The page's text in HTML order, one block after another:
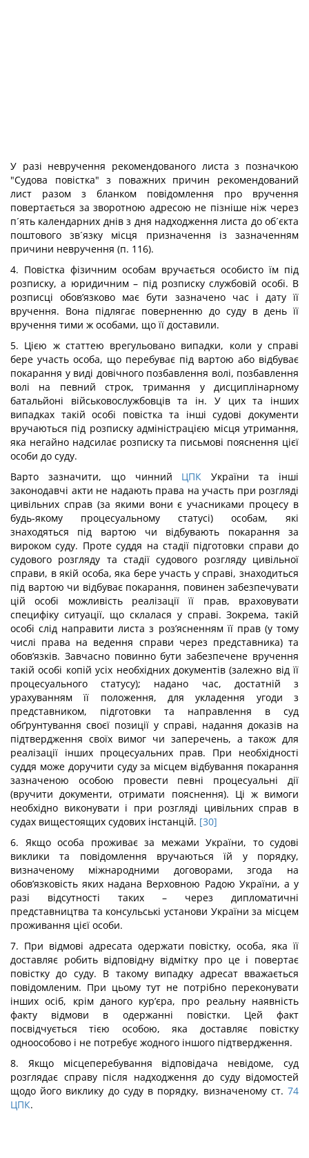
У разі невручення рекомендованого листа з позначкою
"Судова повістка" з поважних причин рекомендований
лист разом з бланком повідомлення про вручення
повертається за зворотною адресою не пізніше ніж через
п´ять календарних днів з дня надходження листа до об´єкта
поштового зв´язку місця призначення із зазначенням
причини невручення (п. 116).
4. Повістка фізичним особам вручається особисто їм під
розписку, а юридичним – під розписку службовій особі. В
розписці обов’язково має бути зазначено час і дату її
вручення. Вона підлягає поверненню до суду в день її
вручення тими ж особами, що її доставили.
5. Цією ж статтею врегульовано випадки, коли у справі
бере участь особа, що перебуває під вартою або відбуває
покарання у виді довічного позбавлення волі, позбавлення
волі на певний строк, тримання у дисциплінарному
батальйоні військовослужбовців та ін. У цих та інших
випадках такій особі повістка та інші судові документи
вручаються під розписку адміністрацією місця утримання,
яка негайно надсилає розписку та письмові пояснення цієї
особи до суду.
Варто зазначити, що чинний ЦПК України та інші
законодавчі акти не надають права на участь при розгляді
цивільних справ (за якими вони є учасниками процесу в
будь-якому процесуальному статусі) особам, які
знаходяться під вартою чи відбувають покарання за
вироком суду. Проте суддя на стадії підготовки справи до
судового розгляду та стадії судового розгляду цивільної
справи, в якій особа, яка бере участь у справі, знаходиться
під вартою чи відбуває покарання, повинен забезпечувати
цій особі можливість реалізації її прав, враховувати
специфіку ситуації, що склалася у справі. Зокрема, такій
особі слід направити листа з роз’ясненням її прав (у тому
числі права на ведення справи через представника) та
обов’язків. Завчасно повинно бути забезпечене вручення
такій особі копій усіх необхідних документів (залежно від її
процесуального статусу); надано час, достатній з
урахуванням її положення, для укладення угоди з
представником, підготовки та направлення в суд
обґрунтування своєї позиції у справі, надання доказів на
підтвердження своїх вимог чи заперечень, а також для
реалізації інших процесуальних прав. При необхідності
суддя може доручити суду за місцем відбування покарання
зазначеною особою провести певні процесуальні дії
(вручити документи, отримати пояснення). Ці ж вимоги
необхідно виконувати і при розгляді цивільних справ в
судах вищестоящих судових інстанцій. [30]
6. Якщо особа проживає за межами України, то судові
виклики та повідомлення вручаються їй у порядку,
визначеному міжнародними договорами, згода на
обов’язковість яких надана Верховною Радою України, а у
разі відсутності таких – через дипломатичні
представництва та консульські установи України за місцем
проживання цієї особи.
7. При відмові адресата одержати повістку, особа, яка її
доставляє робить відповідну відмітку про це і повертає
повістку до суду. В такому випадку адресат вважається
повідомленим. При цьому тут не потрібно переконувати
інших осіб, крім даного кур’єра, про реальну наявність
факту відмови в одержанні повістки. Цей факт
посвідчується тією особою, яка доставляє повістку
одноособово і не потребує жодного іншого підтвердження.
8. Якщо місцеперебування відповідача невідоме, суд
розглядає справу після надходження до суду відомостей
щодо його виклику до суду в порядку, визначеному ст. 74
ЦПК.